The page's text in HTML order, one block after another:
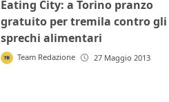
Eating City: a Torino pranzo
gratuito per tremila contro gli
sprechi alimentari
Team Redazione 27 Maggio 2013